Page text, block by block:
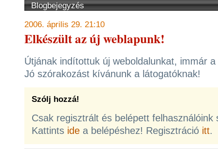
Blogbejegyzés
2006. április 29. 21:10
Elkészült az új weblapunk!
Útjának indítottuk új weboldalunkat, immár
Jó szórakozást kívánunk a látogatóknak!
Szólj hozzá!
Csak regisztrált és belépett felhasználóink
Kattints ide a belépéshez! Regisztráció itt.